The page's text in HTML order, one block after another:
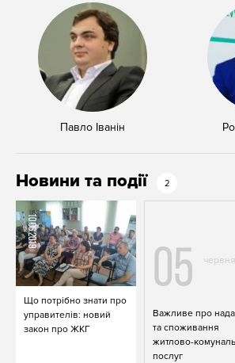
Павло Іванін
Новини та події 2
10.06.2019
Що потрібно знати про
управителів: новий
закон про ЖКГ
05 червня
Важливе про
та споживання
житлово-
послуг